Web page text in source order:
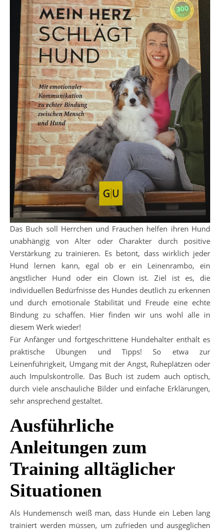
Das Buch soll Herrchen und Frauchen helfen ihren Hund
unabhängig von Alter oder Charakter durch positive
Verstärkung zu trainieren. Es betont, dass wirklich jeder
Hund lernen kann, egal ob er ein Leinenrambo, ein
ängstlicher Hund oder ein Clown ist. Ziel ist es, die
individuellen Bedürfnisse des Hundes deutlich zu erkennen
und durch emotionale Stabilität und Freude eine echte
Bindung zu schaffen. Hier finden wir uns wohl alle in
diesem Werk wieder!
Für Anfänger und fortgeschrittene Hundehalter enthält es
praktische Übungen und Tipps! So etwa zur
Leinenführigkeit, Umgang mit der Angst, Ruheplätzen oder
auch Impulskontrolle. Das Buch ist zudem auch optisch,
durch viele anschauliche Bilder und einfache Erklärungen,
sehr ansprechend gestaltet.
Ausführliche
Anleitungen zum
Training alltäglicher
Situationen
Als Hundemensch weiß man, dass Hunde ein Leben lang
trainiert werden müssen, um zufrieden und ausgeglichen